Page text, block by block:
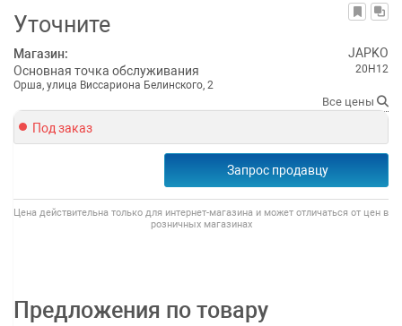
Уточните
Магазин:
Основная точка обслуживания
Орша, улица Виссариона Белинского, 2
JAPKO
20H12
Все цены
Под заказ
Запрос продавцу
Цена действительна только для интернет-магазина и может отличаться от цен в
розничных магазинах
Предложения по товару